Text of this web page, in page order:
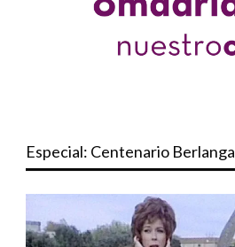
Especial: Centenario Berlanga